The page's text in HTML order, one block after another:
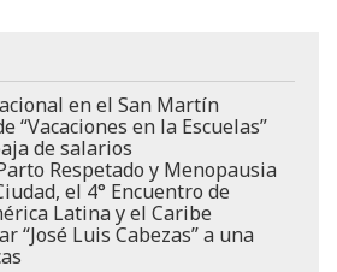
en el San Martín
“Vacaciones en la Escuelas”
de salarios
Respetado y Menopausia
el 4° Encuentro de
Latina y el Caribe
“José Luis Cabezas” a una